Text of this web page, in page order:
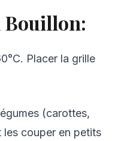
Bouillon:
Placer la grille
(carottes,
les couper en petits